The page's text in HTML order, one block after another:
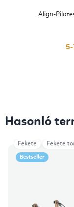
Align-
5-
Hasonló
Bestseller
Fekete Fekete